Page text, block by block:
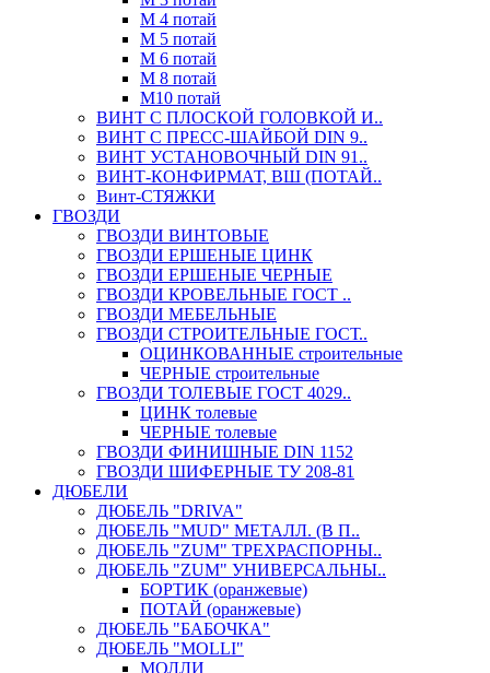
М 4 потай
М 5 потай
М 6 потай
М 8 потай
М10 потай
ВИНТ С ПЛОСКОЙ ГОЛОВКОЙ И..
ВИНТ С ПРЕСС-ШАЙБОЙ DIN 9..
ВИНТ УСТАНОВОЧНЫЙ DIN 91..
ВИНТ-КОНФИРМАТ, ВШ (ПОТАЙ..
Винт-СТЯЖКИ
ГВОЗДИ
ГВОЗДИ ВИНТОВЫЕ
ГВОЗДИ ЕРШЕНЫЕ ЦИНК
ГВОЗДИ ЕРШЕНЫЕ ЧЕРНЫЕ
ГВОЗДИ КРОВЕЛЬНЫЕ ГОСТ ..
ГВОЗДИ МЕБЕЛЬНЫЕ
ГВОЗДИ СТРОИТЕЛЬНЫЕ ГОСТ..
ОЦИНКОВАННЫЕ строительные
ЧЕРНЫЕ строительные
ГВОЗДИ ТОЛЕВЫЕ ГОСТ 4029..
ЦИНК толевые
ЧЕРНЫЕ толевые
ГВОЗДИ ФИНИШНЫЕ DIN 1152
ГВОЗДИ ШИФЕРНЫЕ ТУ 208-81
ДЮБЕЛИ
ДЮБЕЛЬ "DRIVA"
ДЮБЕЛЬ "MUD" МЕТАЛЛ. (В П..
ДЮБЕЛЬ "ZUM" ТРЕХРАСПОРНЫ..
ДЮБЕЛЬ "ZUM" УНИВЕРСАЛЬНЫ..
БОРТИК (оранжевые)
ПОТАЙ (оранжевые)
ДЮБЕЛЬ "БАБОЧКА"
ДЮБЕЛЬ "МOLLI"
МОЛЛИ